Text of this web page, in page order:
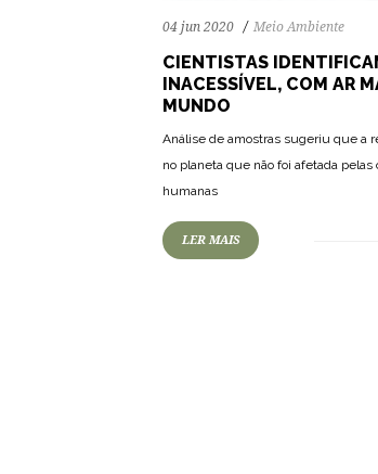
04 jun 2020 Meio Ambiente
CIENTISTAS
INACESSÍVEL, COM AR
MUNDO
Análise de amostras sugeriu que a
no planeta que não foi afetada
humanas
LER MAIS